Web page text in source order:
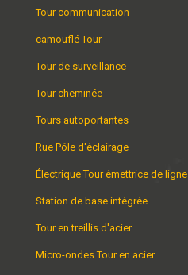
Tour communication
camouflé Tour
Tour de surveillance
Tour cheminée
Tours autoportantes
Rue Pôle d'éclairage
Électrique Tour émettrice de ligne
Station de base intégrée
Tour en treillis d'acier
Micro-ondes Tour en acier